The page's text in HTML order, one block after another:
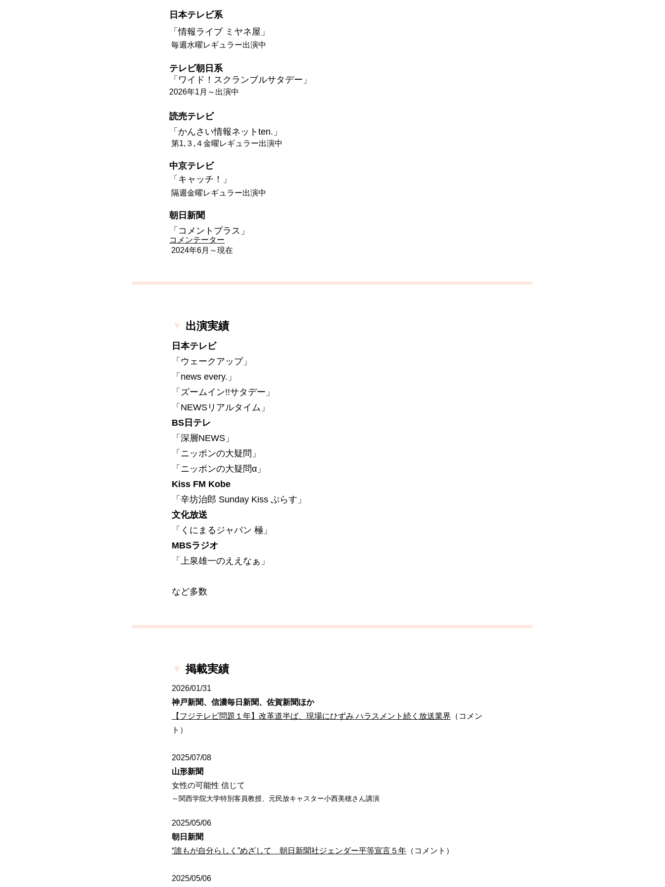
日本テレビ系
「情報ライブ ミヤネ屋」
毎週水曜レギュラー出演中
テレビ朝日系
「ワイド！スクランブルサタデー」
2026年1月～出演中
読売テレビ
「かんさい情報ネットten.」
第1,３,４金曜レギュラー出演中
中京テレビ
「キャッチ！」
隔週金曜レギュラー出演中
朝日新聞
「コメントプラス」
コメンテーター
2024年6月～現在
▼ 出演実績
日本テレビ
「ウェークアップ」
「news every.」
「ズームイン!!サタデー」
「NEWSリアルタイム」
BS日テレ
「深層NEWS」
「ニッポンの大疑問」
​「ニッポンの大疑問α」
Kiss FM Kobe
「辛坊治郎 Sunday Kiss ぷらす」
文化放送
「くにまるジャパン 極」
MBSラジオ
「上泉雄一のええなぁ」
など多数
▼ 掲載実績
2026/01/31
神戸新聞、信濃毎日新聞、佐賀新聞ほか
【フジテレビ問題１年】改革道半ば、現場にひずみ ハラスメント続く放送業界 （コメン
ト）
2025/07/08
山形新聞
女性の可能性 信じて
～関西学院大学特別客員教授、元民放キャスター小西美穂さん講演
2025/05/06
朝日新聞
“誰もが自分らしく”めざして 朝日新聞社ジェンダー平等宣言５年 （コメント）
2025/05/06